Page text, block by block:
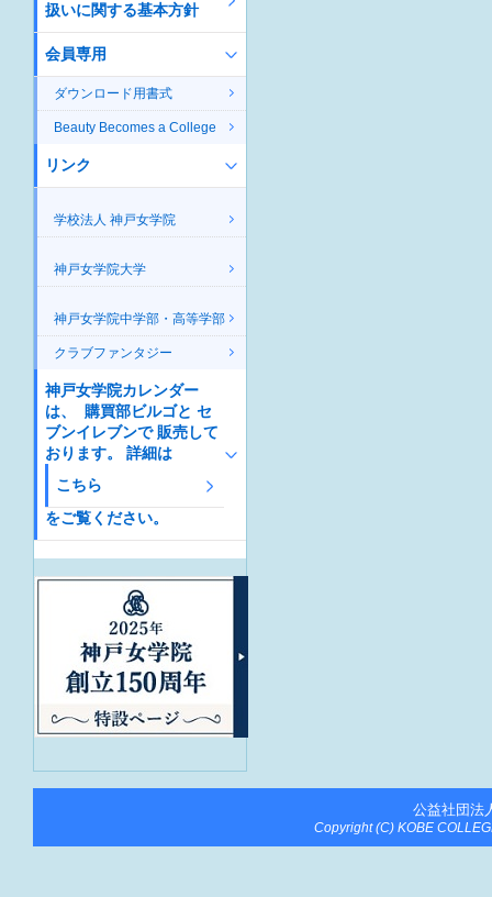
扱いに関する基本方針
会員専用
ダウンロード用書式
Beauty Becomes a College
リンク
学校法人 神戸女学院
神戸女学院大学
神戸女学院中学部・高等学部
クラブファンタジー
神戸女学院カレンダー
は、 購買部ビルゴと セ
ブンイレブンで 販売して
おります。 詳細は
こちら
をご覧ください。
公益社団法
Copyright (C) KOBE